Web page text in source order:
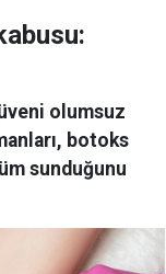
olumsuz
botoks
sunduğunu